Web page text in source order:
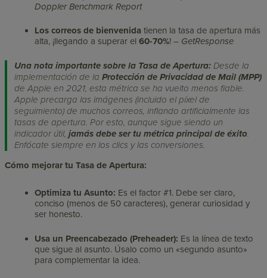
Doppler Benchmark Report
Los correos de bienvenida tienen la tasa de apertura más
alta, ¡llegando a superar el60-70%! – GetResponse
Una nota importante sobre la Tasa de Apertura: Desde la
implementación de laProtección de Privacidad de Mail (MPP)
de Apple en 2021, esta métrica se ha vuelto menos fiable.
Apple precarga las imágenes (incluido el píxel de
seguimiento) de muchos correos, inflando artificialmente las
tasas de apertura. Por esto, aunque sigue siendo un
indicador útil,jamás debe ser tu métrica principal de éxito.
Enfócate siempre en los clics y las conversiones.
Cómo mejorar tu Tasa de Apertura:
Optimiza tu Asunto: Es el factor #1. Debe ser claro,
conciso (menos de 50 caracteres), generar curiosidad y
ser honesto.
Usa un Preencabezado (Preheader): Es la línea de texto
que sigue al asunto. Úsalo como un «segundo asunto»
para complementar la idea.